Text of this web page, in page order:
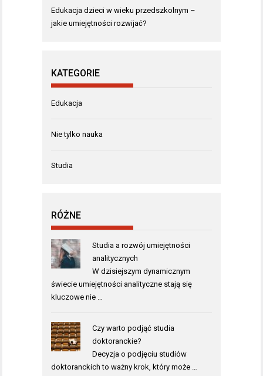
Edukacja dzieci w wieku przedszkolnym –
jakie umiejętności rozwijać?
KATEGORIE
Edukacja
Nie tylko nauka
Studia
RÓŻNE
Studia a rozwój umiejętności
analitycznych
W dzisiejszym dynamicznym
świecie umiejętności analityczne stają się
kluczowe nie …
Czy warto podjąć studia
doktoranckie?
Decyzja o podjęciu studiów
doktoranckich to ważny krok, który może …